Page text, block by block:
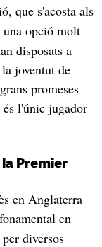
que s'acosta als
opció molt
disposats a
joventut de
promeses
és l'únic jugador
Premier
en Anglaterra
en
diversos